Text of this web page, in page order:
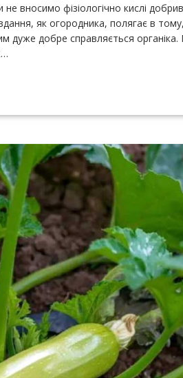
вносимо фізіологічно кислі
як огородника, полягає в
дуже добре справляється